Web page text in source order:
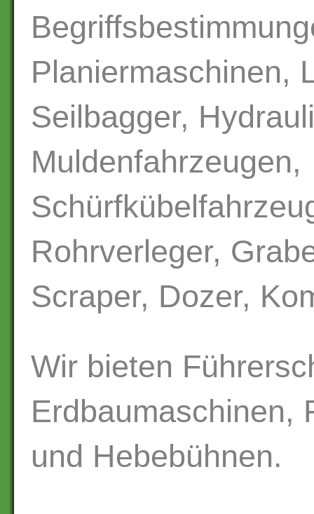
Planiermaschinen,
Seilbagger,
Muldenfahrzeugen,
Rohrverleger,
Scraper, Dozer,
Wir bieten
Erdbaumaschinen,
und Hebebühnen.